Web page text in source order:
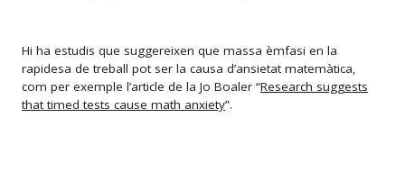
Hi ha estudis que suggereixen que massa èmfasi en la
rapidesa de treball pot ser la causa d’ansietat matemàtica,
com per exemple l’article de la Jo Boaler “Research suggests
that timed tests cause math anxiety”.